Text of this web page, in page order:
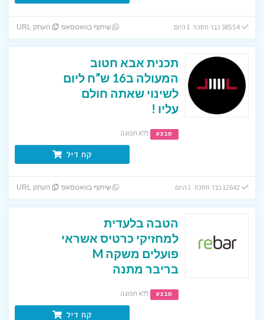
38554 כבר חסכו! 1 היום שיתוף בוואטסאפ העתק URL
תכנית אבא חטוב
המעולה ב16 ש”ח ליום
לשינוי שאתה חולם
עליו !
מבצע ללא תפוגה
קח דיל
שיתוף בוואטסאפ העתק URL
הטבה בלעדית
למחזיקי כרטיס אשראי
פועלים משקה M
בריבר מתנה
מבצע ללא תפוגה
קח דיל